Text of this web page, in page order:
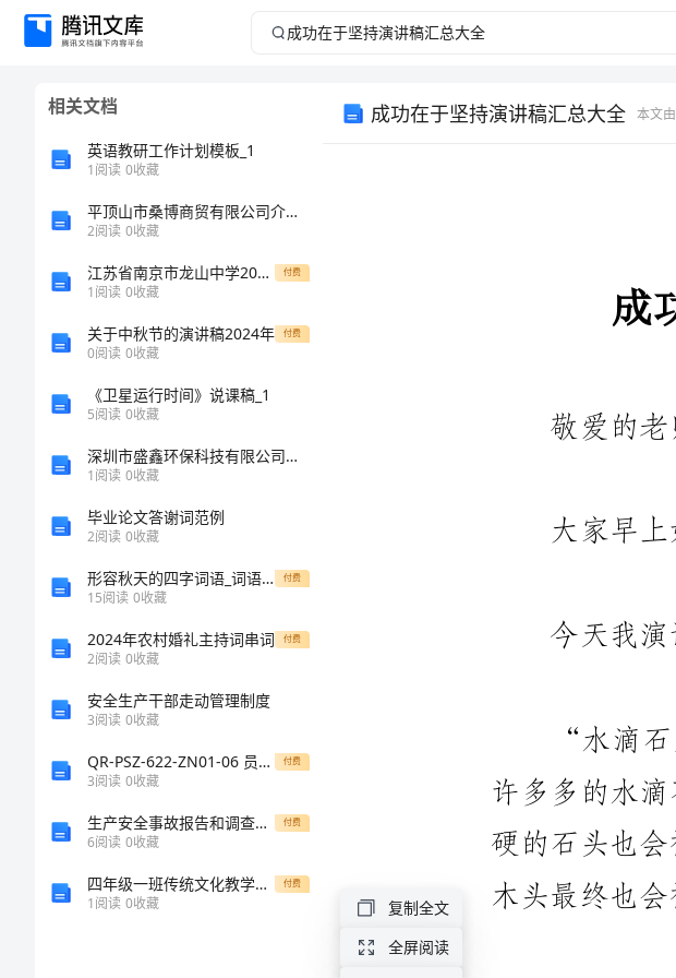
成
相关文档
英语教研工作计划模板_1
1阅读 0收藏
平顶山市桑博商贸有限公司介绍企业发展分析报告
2阅读 0收藏
江苏省南京市龙山中学2023年高三化学测试题含解析 付费
1阅读 0收藏
关于中秋节的演讲稿2024年 付费
0阅读 0收藏
《卫星运行时间》说课稿_1
5阅读 0收藏
深圳市盛鑫环保科技有限公司介绍企业发展分析报告
1阅读 0收藏
毕业论文答谢词范例
2阅读 0收藏
形容秋天的四字词语_词语整理大全 付费
15阅读 0收藏
2024年农村婚礼主持词串词 付费
2阅读 0收藏
安全生产干部走动管理制度
3阅读 0收藏
QR-PSZ-622-ZN01-06 员工培训协议书(可根据实际将情况调整) 付费
3阅读 0收藏
生产安全事故报告和调查处理工作制度 付费
6阅读 0收藏
四年级一班传统文化教学总结 教学工作总结 付费
1阅读 0收藏
成功在于坚持演讲稿汇总大全 本文
大家早上好!
复制全文
全屏阅读